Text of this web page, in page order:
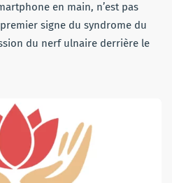
en main, n’est pas
signe du syndrome du
du nerf ulnaire derrière le